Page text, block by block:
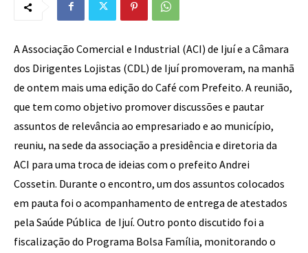
A Associação Comercial e Industrial (ACI) de Ijuí e a Câmara
dos Dirigentes Lojistas (CDL) de Ijuí promoveram, na manhã
de ontem mais uma edição do Café com Prefeito. A reunião,
que tem como objetivo promover discussões e pautar
assuntos de relevância ao empresariado e ao município,
reuniu, na sede da associação a presidência e diretoria da
ACI para uma troca de ideias com o prefeito Andrei
Cossetin. Durante o encontro, um dos assuntos colocados
em pauta foi o acompanhamento de entrega de atestados
pela Saúde Pública de Ijuí. Outro ponto discutido foi a
fiscalização do Programa Bolsa Família, monitorando o